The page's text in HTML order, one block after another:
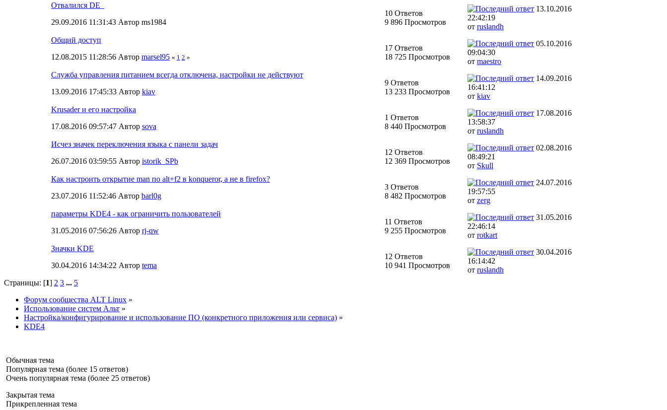
Отвалился DE_
29.09.2016 11:31:43 Автор ms1984
10 Ответов
9 896 Просмотров
13.10.2016
22:42:19
от ruslandh
Общий доступ
12.08.2015 11:28:56 Автор marsel95 « 1 2 »
17 Ответов
18 725 Просмотров
05.10.2016
09:04:30
от maestro
Служба управления питанием всегда отключена, настройки не действуют
13.09.2016 17:45:33 Автор kiav
9 Ответов
13 233 Просмотров
14.09.2016
16:41:12
от kiav
Krusader и его настройка
17.08.2016 09:57:47 Автор sova
1 Ответов
8 440 Просмотров
17.08.2016
13:58:37
от ruslandh
Исчез значек переключения языка с панели задач
26.07.2016 03:59:55 Автор istorik_SPb
12 Ответов
12 369 Просмотров
02.08.2016
08:49:21
от Skull
Как настроить открытие man по alt+f2 в konqueror, а не в firefox?
23.07.2016 11:52:46 Автор barl0g
3 Ответов
8 482 Просмотров
24.07.2016
19:57:55
от zerg
параметры KDE4 - как ограничить пользователей
31.05.2016 07:56:26 Автор rj-qw
11 Ответов
9 255 Просмотров
31.05.2016
22:46:14
от rotkart
Значки KDE
30.04.2016 14:34:22 Автор tema
12 Ответов
10 941 Просмотров
30.04.2016
16:14:42
от ruslandh
Страницы: [1] 2 3 ... 5
Форум сообщества ALT Linux »
Использование систем Альт »
Настройка/конфигурирование и использование ПО (конкретного приложения или сервиса) »
KDE4
Обычная тема
Популярная тема (более 15 ответов)
Очень популярная тема (более 25 ответов)
Закрытая тема
Прикрепленная тема